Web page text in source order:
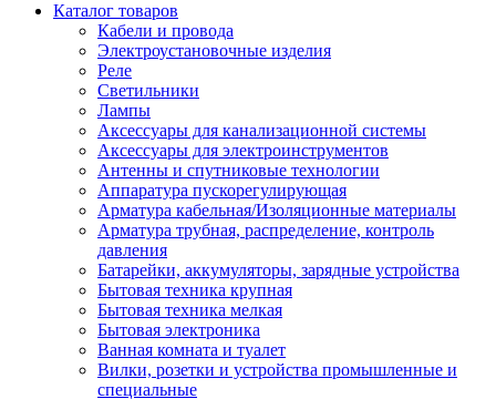
Каталог товаров
Кабели и провода
Электроустановочные изделия
Реле
Светильники
Лампы
Аксессуары для канализационной системы
Аксессуары для электроинструментов
Антенны и спутниковые технологии
Аппаратура пускорегулирующая
Арматура кабельная/Изоляционные материалы
Арматура трубная, распределение, контроль
давления
Батарейки, аккумуляторы, зарядные устройства
Бытовая техника крупная
Бытовая техника мелкая
Бытовая электроника
Ванная комната и туалет
Вилки, розетки и устройства промышленные и
специальные